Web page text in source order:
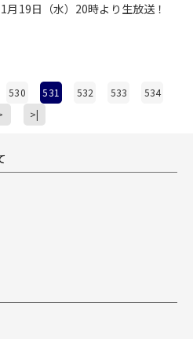
月19日（水）20時より生放送！
530 531 532 533
534
>|